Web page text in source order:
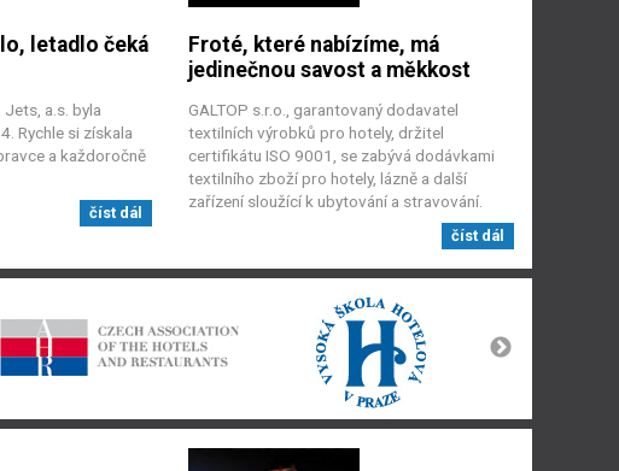
letadlo čeká
a.s. byla
Rychle si získala
a každoročně
číst dál
Froté, které nabízíme, má
jedinečnou savost a měkkost
GALTOP s.r.o., garantovaný dodavatel
textilních výrobků pro hotely, držitel
certifikátu ISO 9001, se zabývá dodávkami
textilního zboží pro hotely, lázně a další
zařízení sloužící k ubytování a stravování.
číst dál